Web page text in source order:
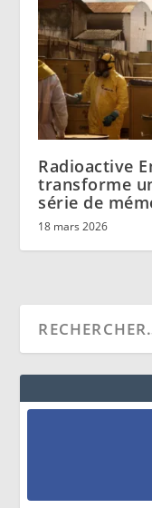
Radioactive
transforme
série de
18 mars 2026